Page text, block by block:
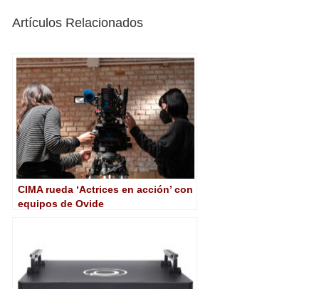
Artículos Relacionados
CIMA rueda ‘Actrices en acción’ con
equipos de Ovide